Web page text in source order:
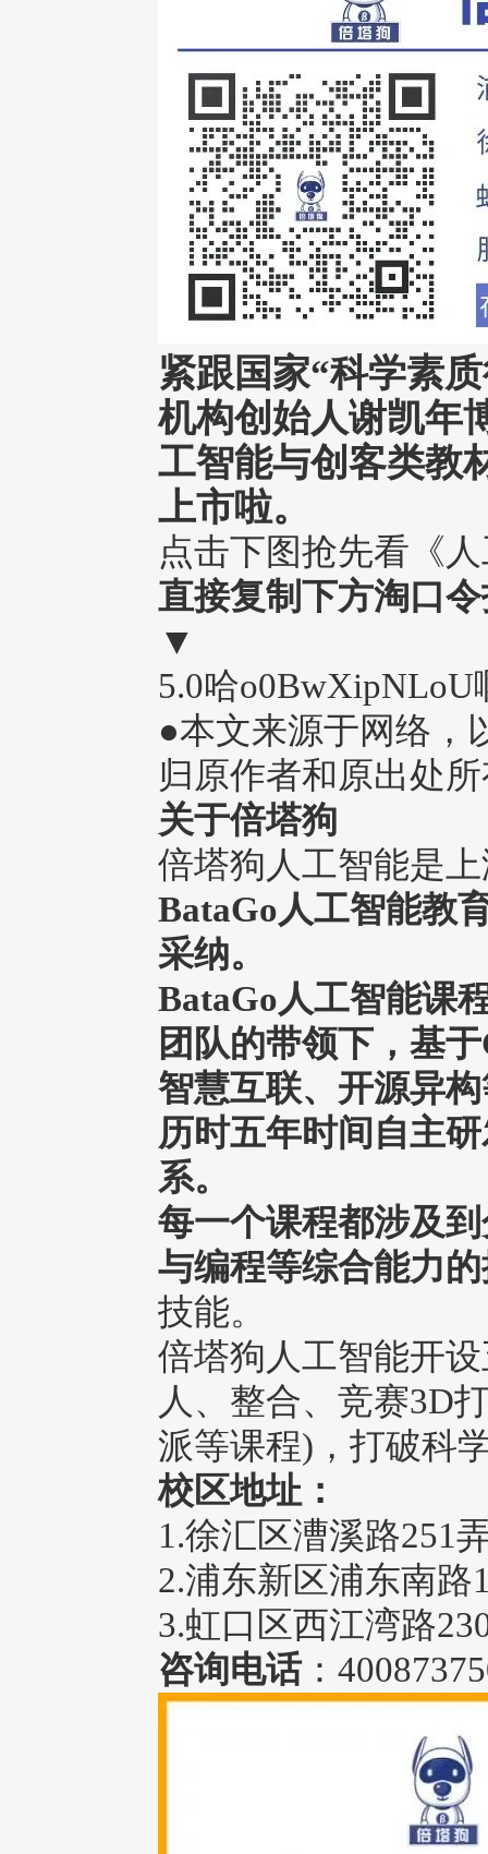
紧跟国家“科学素
机构创始人谢凯年
工智能与创客类
上市啦。
点击下图抢先看《
直接复制下方淘口令
▼
5.0哈o0BwXipNLoU
●本文来源于网络，
归原作者和原出处
关于倍塔狗
倍塔狗人工智能是
BataGo人工智能教
采纳。
BataGo人工智能课
团队的带领下，基
智慧互联、开源异
历时五年时间自主
系。
每一个课程都涉及
与编程等综合能力
技能。
倍塔狗人工智能开
人、整合、竞赛3D
派等课程)，打破科
校区地址：
1.徐汇区漕溪路251
2.浦东新区浦东南路
3.虹口区西江湾路
咨询电话：